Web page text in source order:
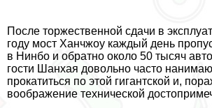
После торжественной сдачи в
году мост Ханчжоу каждый день
в Нинбо и обратно около 50 тысяч
гости Шанхая довольно часто
прокатиться по этой гигантской и,
воображение технической